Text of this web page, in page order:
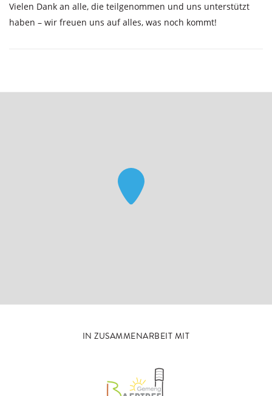
Vielen Dank an alle, die teilgenommen und uns unterstützt
haben – wir freuen uns auf alles, was noch kommt!
IN ZUSAMMENARBEIT MIT